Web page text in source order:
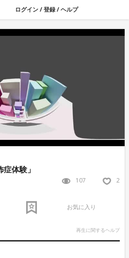
ログイン/登録/ヘルプ
体験」
107 2
お気に入り
再生に関するヘルプ